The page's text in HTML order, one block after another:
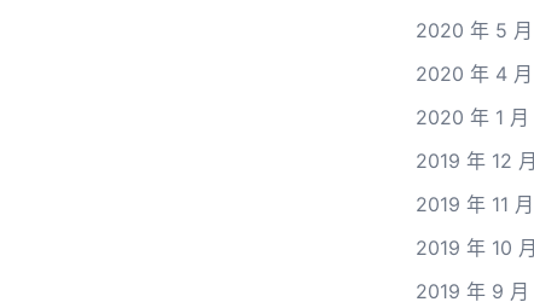
2020 年 5 月
2020 年 4 月
2020 年 1 月
2019 年 12 月
2019 年 11 月
2019 年 10 月
2019 年 9 月